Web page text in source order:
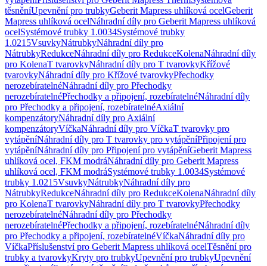
těsněníUpevnění pro trubkyGeberit Mapress uhlíková ocelGeberit
Mapress uhlíková ocelNáhradní díly pro Geberit Mapress uhlíková
ocelSystémové trubky 1.0034Systémové trubky
1.0215VsuvkyNátrubkyNáhradní díly pro
NátrubkyRedukceNáhradní díly pro RedukceKolenaNáhradní díly
pro KolenaT tvarovkyNáhradní díly pro T tvarovkyKřížové
tvarovkyNáhradní díly pro Křížové tvarovkyPřechodky
nerozebíratelnéNáhradní díly pro Přechodky
nerozebíratelnéPřechodky a připojení, rozebíratelnéNáhradní díly
pro Přechodky a připojení, rozebíratelnéAxiální
kompenzátoryNáhradní díly pro Axiální
kompenzátoryVíčkaNáhradní díly pro VíčkaT tvarovky pro
vytápěníNáhradní díly pro T tvarovky pro vytápěníPřipojení pro
vytápěníNáhradní díly pro Připojení pro vytápěníGeberit Mapress
uhlíková ocel, FKM modráNáhradní díly pro Geberit Mapress
uhlíková ocel, FKM modráSystémové trubky 1.0034Systémové
trubky 1.0215VsuvkyNátrubkyNáhradní díly pro
NátrubkyRedukceNáhradní díly pro RedukceKolenaNáhradní díly
pro KolenaT tvarovkyNáhradní díly pro T tvarovkyPřechodky
nerozebíratelnéNáhradní díly pro Přechodky
nerozebíratelnéPřechodky a připojení, rozebíratelnéNáhradní díly
pro Přechodky a připojení, rozebíratelnéVíčkaNáhradní díly pro
VíčkaPříslušenství pro Geberit Mapress uhlíková ocelTěsnění pro
trubky a tvarovkyKryty pro trubkyUpevnění pro trubkyUpevnění